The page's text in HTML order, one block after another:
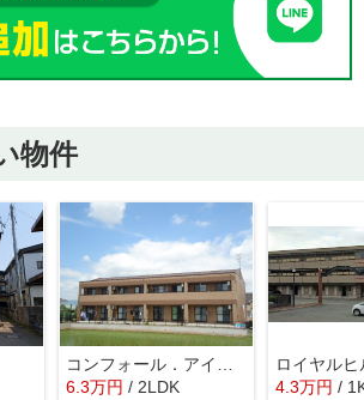
物件
6.3万円 / 2LDK
ロイヤルヒ
4.3万円 /